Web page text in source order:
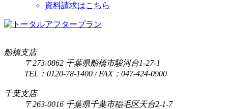
資料請求はこちら
船橋支店
〒273-0862 千葉県船橋市駿河台1-27-1
TEL：0120-78-1400 / FAX：047-424-0900
千葉支店
〒263-0016 千葉県千葉市稲毛区天台2-1-7